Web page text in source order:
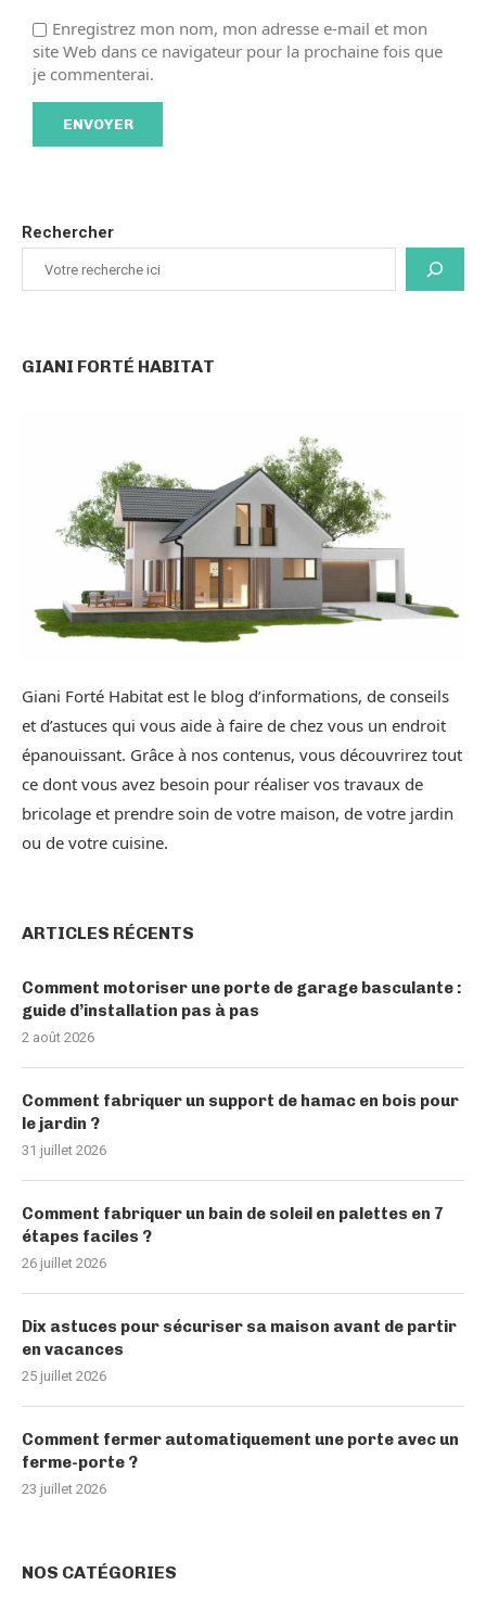
Enregistrez mon nom, mon adresse e-mail et mon
site Web dans ce navigateur pour la prochaine fois que
je commenterai.
Rechercher
GIANI FORTÉ HABITAT
Giani Forté Habitat est le blog d’informations, de conseils
et d’astuces qui vous aide à faire de chez vous un endroit
épanouissant. Grâce à nos contenus, vous découvrirez tout
ce dont vous avez besoin pour réaliser vos travaux de
bricolage et prendre soin de votre maison, de votre jardin
ou de votre cuisine.
ARTICLES RÉCENTS
Comment motoriser une porte de garage basculante :
guide d’installation pas à pas
2 août 2026
Comment fabriquer un support de hamac en bois pour
le jardin ?
31 juillet 2026
Comment fabriquer un bain de soleil en palettes en 7
étapes faciles ?
26 juillet 2026
Dix astuces pour sécuriser sa maison avant de partir
en vacances
25 juillet 2026
Comment fermer automatiquement une porte avec un
ferme-porte ?
23 juillet 2026
NOS CATÉGORIES